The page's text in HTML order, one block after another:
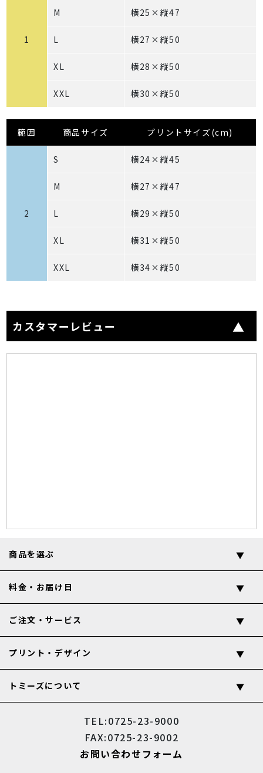
1
M 横25×縦47
L 横27×縦50
XL 横28×縦50
XXL 横30×縦50
範囲 商品サイズ プリントサイズ(cm)
2
S 横24×縦45
M 横27×縦47
L 横29×縦50
XL 横31×縦50
XXL 横34×縦50
カスタマーレビュー
商品を選ぶ
料金・お届け日
ご注文・サービス
プリント・デザイン
トミーズについて
TEL:0725-23-9000
FAX:0725-23-9002
お問い合わせフォーム